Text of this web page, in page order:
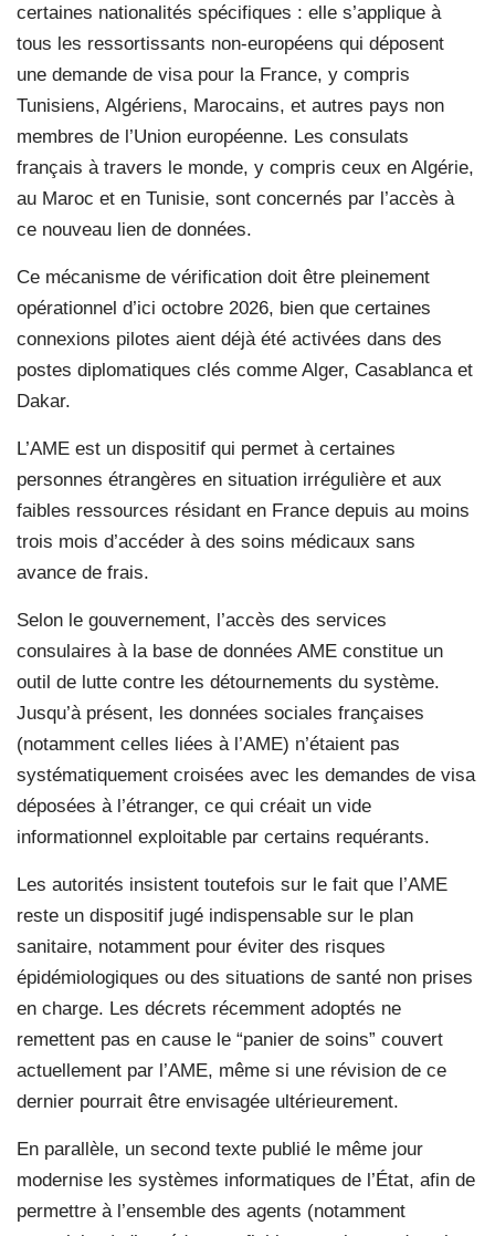
certaines nationalités spécifiques : elle s’applique à
tous les ressortissants non‑européens qui déposent
une demande de visa pour la France, y compris
Tunisiens, Algériens, Marocains, et autres pays non
membres de l’Union européenne. Les consulats
français à travers le monde, y compris ceux en Algérie,
au Maroc et en Tunisie, sont concernés par l’accès à
ce nouveau lien de données.
Ce mécanisme de vérification doit être pleinement
opérationnel d’ici octobre 2026, bien que certaines
connexions pilotes aient déjà été activées dans des
postes diplomatiques clés comme Alger, Casablanca et
Dakar.
L’AME est un dispositif qui permet à certaines
personnes étrangères en situation irrégulière et aux
faibles ressources résidant en France depuis au moins
trois mois d’accéder à des soins médicaux sans
avance de frais.
Selon le gouvernement, l’accès des services
consulaires à la base de données AME constitue un
outil de lutte contre les détournements du système.
Jusqu’à présent, les données sociales françaises
(notamment celles liées à l’AME) n’étaient pas
systématiquement croisées avec les demandes de visa
déposées à l’étranger, ce qui créait un vide
informationnel exploitable par certains requérants.
Les autorités insistent toutefois sur le fait que l’AME
reste un dispositif jugé indispensable sur le plan
sanitaire, notamment pour éviter des risques
épidémiologiques ou des situations de santé non prises
en charge. Les décrets récemment adoptés ne
remettent pas en cause le “panier de soins” couvert
actuellement par l’AME, même si une révision de ce
dernier pourrait être envisagée ultérieurement.
En parallèle, un second texte publié le même jour
modernise les systèmes informatiques de l’État, afin de
permettre à l’ensemble des agents (notamment